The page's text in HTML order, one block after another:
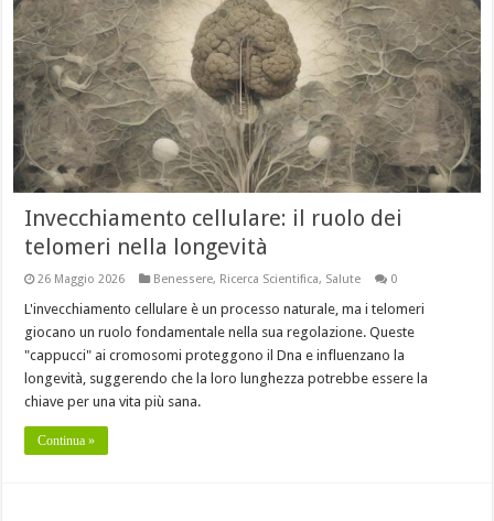
Invecchiamento cellulare: il ruolo dei
telomeri nella longevità
26 Maggio 2026 Benessere, Ricerca Scientifica, Salute 0
L'invecchiamento cellulare è un processo naturale, ma i telomeri
giocano un ruolo fondamentale nella sua regolazione. Queste
"cappucci" ai cromosomi proteggono il Dna e influenzano la
longevità, suggerendo che la loro lunghezza potrebbe essere la
chiave per una vita più sana.
Continua »